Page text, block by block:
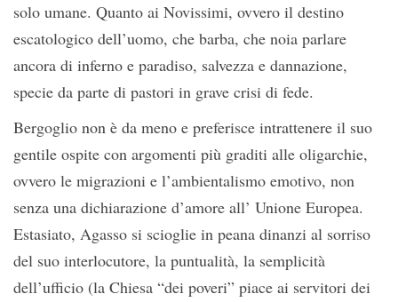
solo umane. Quanto ai Novissimi, ovvero il destino
escatologico dell’uomo, che barba, che noia parlare
ancora di inferno e paradiso, salvezza e dannazione,
specie da parte di pastori in grave crisi di fede.
Bergoglio non è da meno e preferisce intrattenere il suo
gentile ospite con argomenti più graditi alle oligarchie,
ovvero le migrazioni e l’ambientalismo emotivo, non
senza una dichiarazione d’amore all’ Unione Europea.
Estasiato, Agasso si scioglie in peana dinanzi al sorriso
del suo interlocutore, la puntualità, la semplicità
dell’ufficio (la Chiesa “dei poveri” piace ai servitori dei